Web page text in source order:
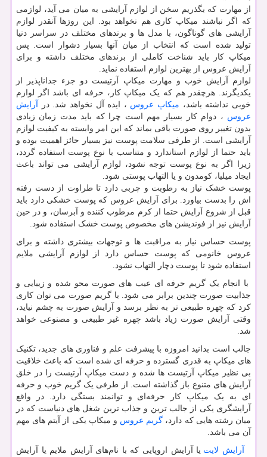
از مهارت که بگذریم سخن از لوازم آرایشی به میان می آید، لوازمی
که اگر نباشند میکاپ کاری هم نخواهد بود. این روزها آنقدر لوازم
آرایشی های گوناگون، با مدل ها و برندهای مختلف در سراسر دنیا
تولید شده است که انتخاب از میان آنها بسیار دشوار است. پس
میکاپ کار باید شناخت کاملی از برندهای مختلف داشته و برای
آرایش عروس از بهترین لوازم استفاده نماید.
لوازم آرایش خوب و مهارت میکاپ آرتیست دو جزء جداناپذیر از
یکدیگرند. هرچقدر هم که یک میکاپ کار، حرفه ای باشد اگر لوازم
خوبی نداشته باشد، میکاپ عروس ، ایده آل نخواهد شد. در
آرایش
عروس ، دوام کار بسیار مهم است چرا که باید مدت زمان زیادی
بدون تغییر روی صورت باقی بماند که این امر وابسته به کیفیت لوازم
آرایشی است. از طرفی سلامت پوست نیز بسیار حائز اهمیت بوده و
باید حتما از لوازم استاندارد و متناسب با نوع پوست استفاده گردد،
زیرا اگر به نوع پوست توجه نشود، لوازم آرایشی می تواند باعث
ایجاد میلیا، کومدون و یا التهاب پوستی شود.
پوست خشک نیاز به رطوبت و چربی دارد تا طراوت از دست رفته
اش را بدست بیاورد. برای آرایش عروس که پوست خشکی دارد باید
قبل از شروع آرایش حتما از کرم مرطوب کننده و آبرسان، و در حین
آرایش نیز از فوندیشن های مخصوص پوست خشک استفاده شود.
پوست حساس نیاز به مراقبت ها و توجهات بیشتری داشته و برای
عروس خانومی که پوست حساس دارد از لوازم آرایشی ملایم
استفاده شود تا پوست دچار التهاب نشود.
با انجام یک گریم حرفه ای عیب های صورت محو شده و زیبایی و
جذابیت صورت چندین برابر می شود. با گریم صورت می توان کاری
کرد که چهره طبیعی تر به نظر برسد و آرایش صورت به چشم نیاید،
وقتی آرایش صورت زیاد باشد چهره غیر طبیعی و مصنوعی خواهد
شد.
جالب است بدانید امروزه با پیشرفت علم و فناوری های جدید، تکنیک
های میکاپ به قدری گسترده و حرفه ای شده است که باعث خلاقیت
بی نظیر میکاپ آرتیست ها شده و دست میکاپ آرتیست را در خلق
آرایش های متنوع باز گذاشته است. از طرفی یک گریم خوب و حرفه
ای به یک میکاپ کار حرفه‌ای و توانمند بستگی دارد. در واقع
آرایشگری یکی از جالب ترین و جذاب ترین شغل‌ های دنیاست که در
میان رشته هایی که دارد، گریم عروس و میکاپ یکی از آیتم های مهم
آن می باشد.
آرایش لایت یا آرایش اروپایی که با نام‌های آرایش ملایم یا آرایش